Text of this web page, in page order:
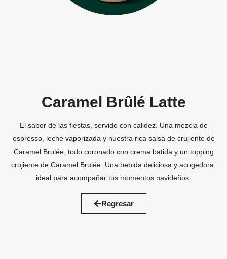
Caramel Brûlé Latte
El sabor de las fiestas, servido con calidez. Una mezcla de
espresso, leche vaporizada y nuestra rica salsa de crujiente de
Caramel Brulée, todo coronado con crema batida y un topping
crujiente de Caramel Brulée. Una bebida deliciosa y acogedora,
ideal para acompañar tus momentos navideños.
Regresar